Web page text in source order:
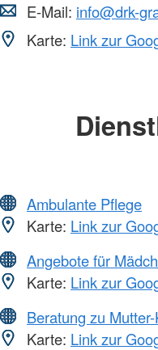
E-Mail: info@drk-
Karte: Link zur
Ambulante Pflege
Karte: Link zur
Angebote für
Karte: Link zur
Beratung zu
Karte: Link zur